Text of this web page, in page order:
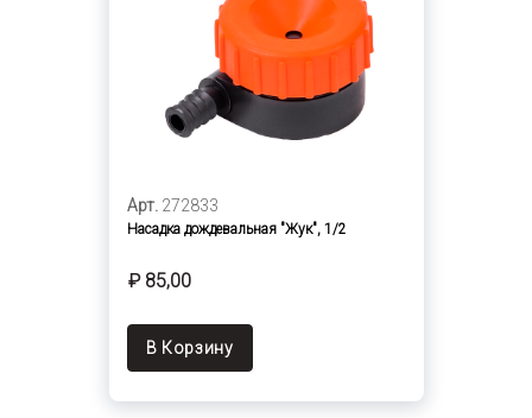
Арт. 272833
Насадка дождевальная "Жук", 1/2
₽ 85,00
В Корзину